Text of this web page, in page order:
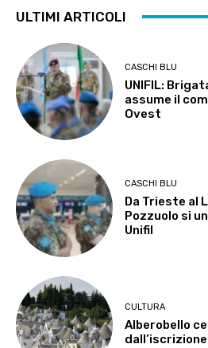
ULTIMI ARTICOLI
CASCHI BLU
UNIFIL:
assume il
Ovest
CASCHI BLU
Da Trieste al
Pozzuolo si
Unifil
CULTURA
Alberobello
dall’iscrizione